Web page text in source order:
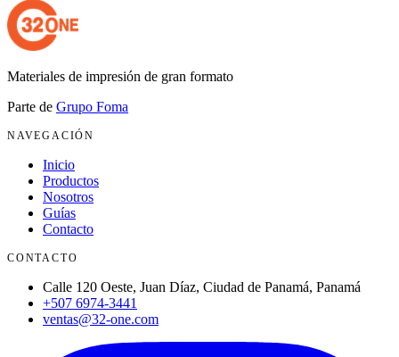
Materiales de impresión de gran formato
Parte de Grupo Foma
NAVEGACIÓN
Inicio
Productos
Nosotros
Guías
Contacto
CONTACTO
Calle 120 Oeste, Juan Díaz, Ciudad de Panamá, Panamá
+507 6974-3441
ventas@32-one.com